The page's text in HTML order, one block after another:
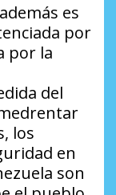
es
por
por la
del
los
en
son